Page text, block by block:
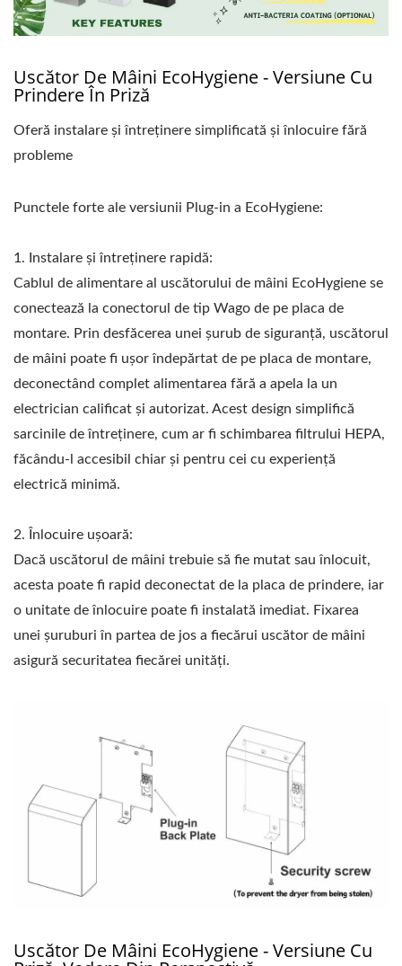
Uscător De Mâini EcoHygiene - Versiune Cu
Prindere În Priză
Oferă instalare și întreținere simplificată și înlocuire fără
probleme
Punctele forte ale versiunii Plug-in a EcoHygiene:
1. Instalare și întreținere rapidă:
Cablul de alimentare al uscătorului de mâini EcoHygiene se
conectează la conectorul de tip Wago de pe placa de
montare. Prin desfăcerea unei șurub de siguranță, uscătorul
de mâini poate fi ușor îndepărtat de pe placa de montare,
deconectând complet alimentarea fără a apela la un
electrician calificat și autorizat. Acest design simplifică
sarcinile de întreținere, cum ar fi schimbarea filtrului HEPA,
făcându-l accesibil chiar și pentru cei cu experiență
electrică minimă.
2. Înlocuire ușoară:
Dacă uscătorul de mâini trebuie să fie mutat sau înlocuit,
acesta poate fi rapid deconectat de la placa de prindere, iar
o unitate de înlocuire poate fi instalată imediat. Fixarea
unei șuruburi în partea de jos a fiecărui uscător de mâini
asigură securitatea fiecărei unități.
Uscător De Mâini EcoHygiene - Versiune Cu